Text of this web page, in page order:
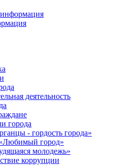
деятельность
города
- гордость города»
город»
молодежь»
коррупции